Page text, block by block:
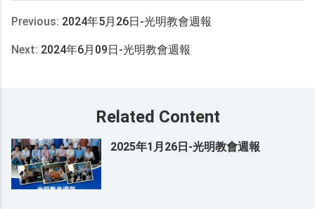
Previous: 2024年5月26日-光明教會週報
Next: 2024年6月09日-光明教會週報
Related Content
2025年1月26日-光明教會週報